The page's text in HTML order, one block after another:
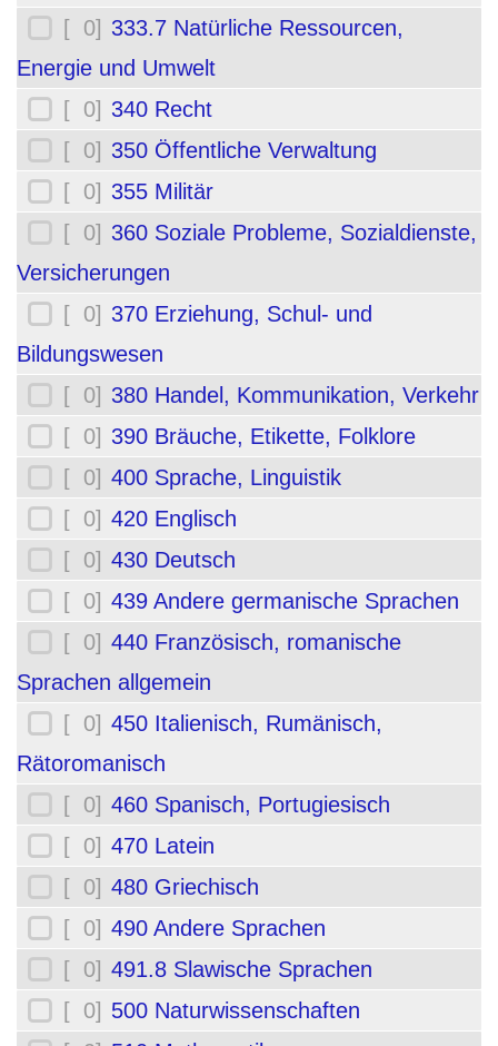
[ 0] 333.7 Natürliche Ressourcen,
Energie und Umwelt
[ 0] 340 Recht
[ 0] 350 Öffentliche Verwaltung
[ 0] 355 Militär
[ 0] 360 Soziale Probleme, Sozialdienste,
Versicherungen
[ 0] 370 Erziehung, Schul- und
Bildungswesen
[ 0] 380 Handel, Kommunikation, Verkehr
[ 0] 390 Bräuche, Etikette, Folklore
[ 0] 400 Sprache, Linguistik
[ 0] 420 Englisch
[ 0] 430 Deutsch
[ 0] 439 Andere germanische Sprachen
[ 0] 440 Französisch, romanische
Sprachen allgemein
[ 0] 450 Italienisch, Rumänisch,
Rätoromanisch
[ 0] 460 Spanisch, Portugiesisch
[ 0] 470 Latein
[ 0] 480 Griechisch
[ 0] 490 Andere Sprachen
[ 0] 491.8 Slawische Sprachen
[ 0] 500 Naturwissenschaften